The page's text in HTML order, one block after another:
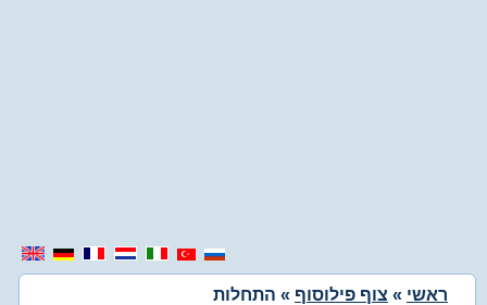
ראשי » צוף פילוסוף » התחלות